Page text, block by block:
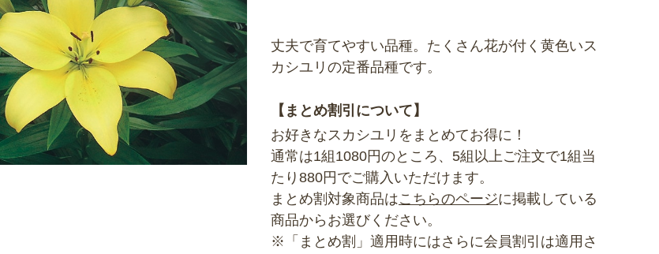
丈夫で育てやすい品種。たくさん花が付く黄色いス
カシユリの定番品種です。
【まとめ割引について】
お好きなスカシユリをまとめてお得に！
通常は1組1080円のところ、5組以上ご注文で1組当
たり880円でご購入いただけます。
まとめ割対象商品はこちらのページに掲載している
商品からお選びください。
※「まとめ割」適用時にはさらに会員割引は適用さ